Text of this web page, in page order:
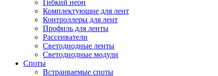
Гибкий неон
Комплектующие для лент
Контроллеры для лент
Профиль для ленты
Рассеиватели
Светодиодные ленты
Светодиодные модули
Споты
Встраиваемые споты